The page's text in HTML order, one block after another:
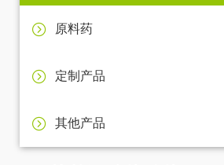
原料药
定制产品
其他产品